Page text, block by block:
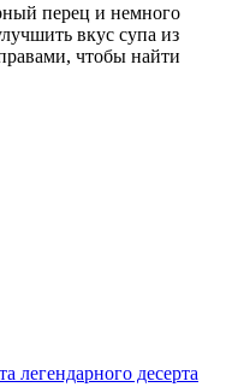
перец и немного
вкус супа из
чтобы найти
легендарного десерта